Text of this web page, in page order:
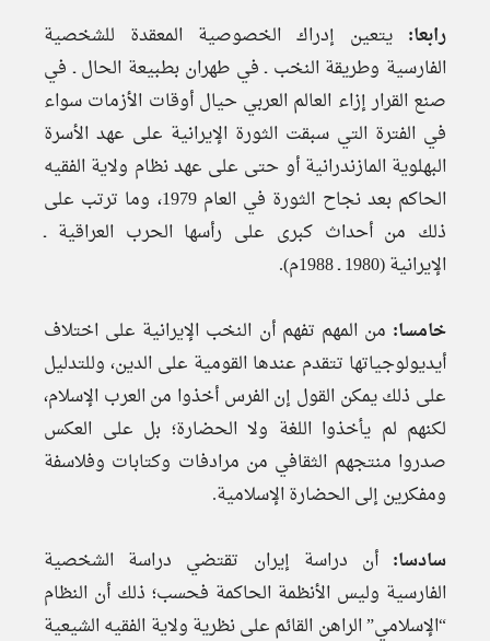
رابعا: يتعين إدراك الخصوصية المعقدة للشخصية
الفارسية وطريقة النخب ـ في طهران بطبيعة الحال ـ في
صنع القرار إزاء العالم العربي حيال أوقات الأزمات سواء
في الفترة التي سبقت الثورة الإيرانية على عهد الأسرة
البهلوية المازندرانية أو حتى على عهد نظام ولاية الفقيه
الحاكم بعد نجاح الثورة في العام 1979، وما ترتب على
ذلك من أحداث كبرى على رأسها الحرب العراقية ـ
الإيرانية (1980 ـ 1988م).
خامسا: من المهم تفهم أن النخب الإيرانية على اختلاف
أيديولوجياتها تتقدم عندها القومية على الدين، وللتدليل
على ذلك يمكن القول إن الفرس أخذوا من العرب الإسلام،
لكنهم لم يأخذوا اللغة ولا الحضارة؛ بل على العكس
صدروا منتجهم الثقافي من مرادفات وكتابات وفلاسفة
ومفكرين إلى الحضارة الإسلامية.
سادسا: أن دراسة إيران تقتضي دراسة الشخصية
الفارسية وليس الأنظمة الحاكمة فحسب؛ ذلك أن النظام
“الإسلامي” الراهن القائم على نظرية ولاية الفقيه الشيعية